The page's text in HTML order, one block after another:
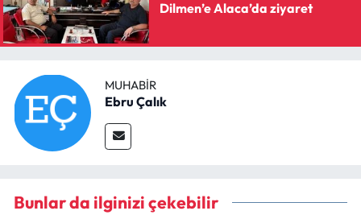
Dilmen’e Alaca’da ziyaret
MUHABIR
Ebru Çalık
Bunlar da ilginizi çekebilir